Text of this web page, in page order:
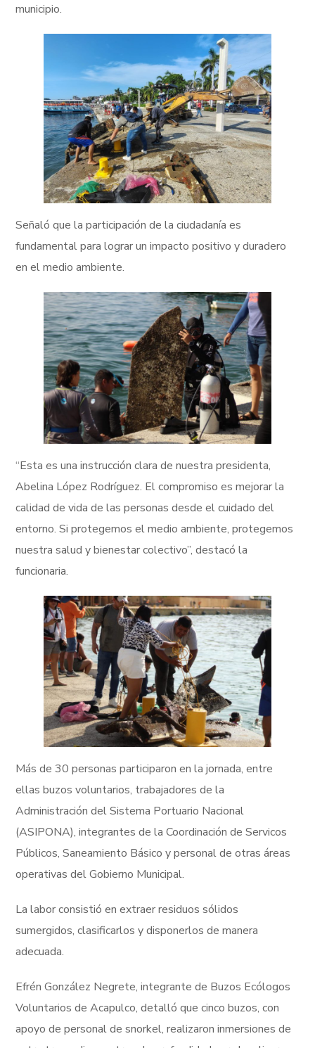
municipio.
Señaló que la participación de la ciudadanía es
fundamental para lograr un impacto positivo y duradero
en el medio ambiente.
“Esta es una instrucción clara de nuestra presidenta,
Abelina López Rodríguez. El compromiso es mejorar la
calidad de vida de las personas desde el cuidado del
entorno. Si protegemos el medio ambiente, protegemos
nuestra salud y bienestar colectivo”, destacó la
funcionaria.
Más de 30 personas participaron en la jornada, entre
ellas buzos voluntarios, trabajadores de la
Administración del Sistema Portuario Nacional
(ASIPONA), integrantes de la Coordinación de Servicos
Públicos, Saneamiento Básico y personal de otras áreas
operativas del Gobierno Municipal.
La labor consistió en extraer residuos sólidos
sumergidos, clasificarlos y disponerlos de manera
adecuada.
Efrén González Negrete, integrante de Buzos Ecólogos
Voluntarios de Acapulco, detalló que cinco buzos, con
apoyo de personal de snorkel, realizaron inmersiones de